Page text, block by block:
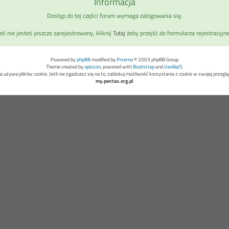
Dostęp do tej części forum wymaga zalogowania się.
nie jesteś jeszcze zarejestrowany, kliknij Tutaj żeby przejść do formularza
Powered byphpBBmodified byPrzemo© 2003 phpBB Group
Theme created byopiszon, powered withBootstrapandVanillaJS.
używa plików cookie. Jeśli nie zgadzasz się na to, zablokuj możliwość korzystania z cookie w swojej
my.pentax.org.pl